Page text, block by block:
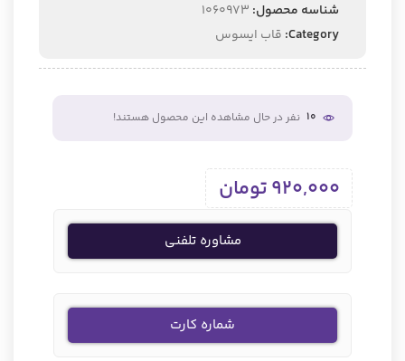
شناسه محصول: 1060973
Category: قاب ایسوس
10 نفر در حال مشاهده این محصول هستند!
920,000تومان
مشاوره تلفنی
شماره کارت